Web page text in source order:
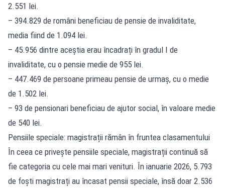
2.551 lei.
– 394.829 de români beneficiau de pensie de invaliditate,
media fiind de 1.094 lei.
– 45.956 dintre aceștia erau încadrați în gradul I de
invaliditate, cu o pensie medie de 955 lei.
– 447.469 de persoane primeau pensie de urmaș, cu o medie
de 1.502 lei.
– 93 de pensionari beneficiau de ajutor social, în valoare medie
de 540 lei.
Pensiile speciale: magistrații rămân în fruntea clasamentului
În ceea ce privește pensiile speciale, magistrații continuă să
fie categoria cu cele mai mari venituri. În ianuarie 2026, 5.793
de foști magistrați au încasat pensii speciale, însă doar 2.536